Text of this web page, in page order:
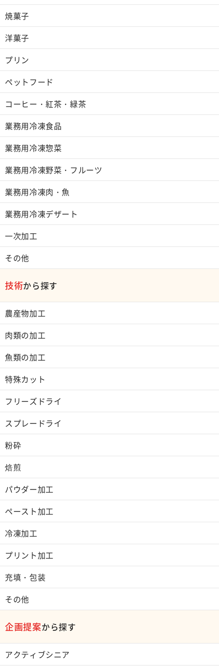
焼菓子
洋菓子
プリン
ペットフード
コーヒー・紅茶・緑茶
業務用冷凍食品
業務用冷凍惣菜
業務用冷凍野菜・フルーツ
業務用冷凍肉・魚
業務用冷凍デザート
一次加工
その他
技術から探す
農産物加工
肉類の加工
魚類の加工
特殊カット
フリーズドライ
スプレードライ
粉砕
焙煎
パウダー加工
ペースト加工
冷凍加工
プリント加工
充填・包装
その他
企画提案から探す
アクティブシニア